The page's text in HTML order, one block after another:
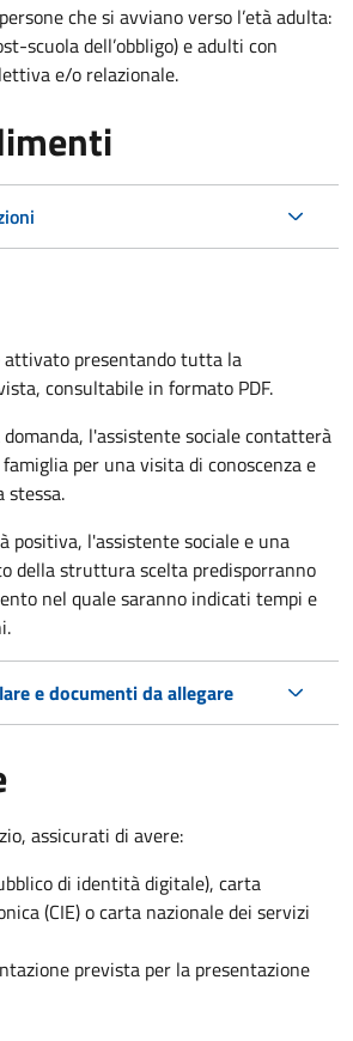
che si avviano verso l’età adulta:
scuola dell’obbligo) e adulti con
e/o relazionale.
attivato presentando tutta la
consultabile in formato PDF.
l'assistente sociale contatterà
per una visita di conoscenza e
stessa.
positiva, l'assistente sociale e una
della struttura scelta predisporranno
nel quale saranno indicati tempi e
e documenti da allegare
assicurati di avere:
di identità digitale), carta
(CIE) o carta nazionale dei servizi
prevista per la presentazione